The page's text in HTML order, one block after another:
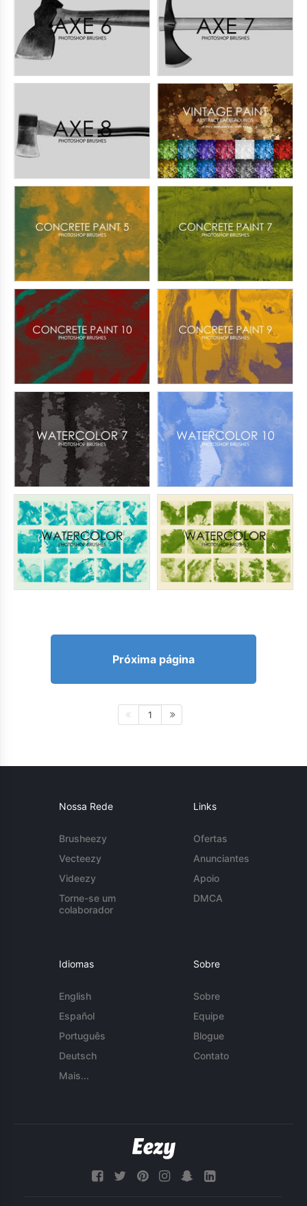
Próxima página
1
Nossa Rede
Brusheezy
Vecteezy
Videezy
Torne-se um
colaborador
Links
Ofertas
Anunciantes
Apoio
DMCA
Idiomas
English
Español
Português
Deutsch
Mais...
Sobre
Sobre
Equipe
Blogue
Contato